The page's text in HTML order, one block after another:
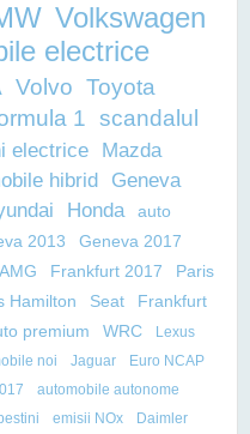
Volkswagen
electrice
Volvo Toyota
1 scandalul
electrice
Mazda
hibrid
Geneva
Honda
auto
2013
Geneva 2017
Frankfurt 2017
Paris
Hamilton Seat
Frankfurt
premium WRC
Lexus
noi Jaguar
Euro NCAP
automobile autonome
emisii NOx Daimler